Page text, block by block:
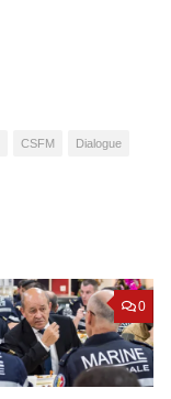
CSFM Dialogue
0